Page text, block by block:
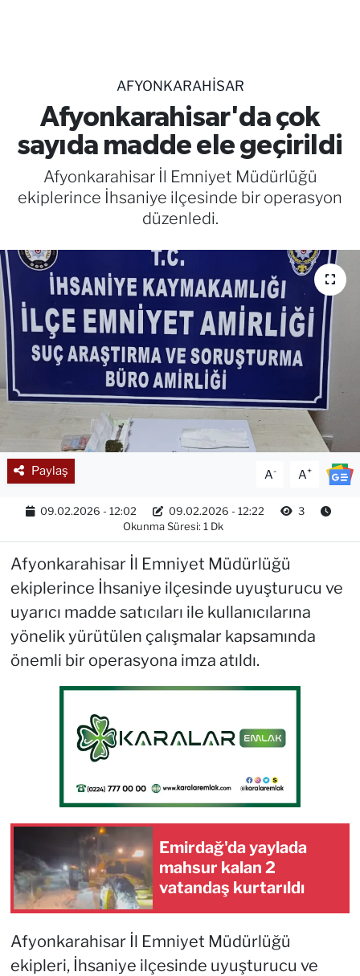
AFYONKARAHISAR
Afyonkarahisar'da çok
sayıda madde ele geçirildi
Afyonkarahisar İl Emniyet Müdürlüğü
ekiplerince İhsaniye ilçesinde bir operasyon
düzenledi.
Paylaş A- A+
09.02.2026 - 12:02 09.02.2026 - 12:22
3
Okunma Süresi: 1 Dk
Afyonkarahisar İl Emniyet Müdürlüğü
ekiplerince İhsaniye ilçesinde uyuşturucu ve
uyarıcı madde satıcıları ile kullanıcılarına
yönelik yürütülen çalışmalar kapsamında
önemli bir operasyona imza atıldı.
Emirdağ'da yaylada
mahsur kalan 2
vatandaş kurtarıldı
Afyonkarahisar İl Emniyet Müdürlüğü
ekipleri, İhsaniye ilçesinde uyuşturucu ve
RESMİ İLANLAR
Gencsesfm Canlı Dinle